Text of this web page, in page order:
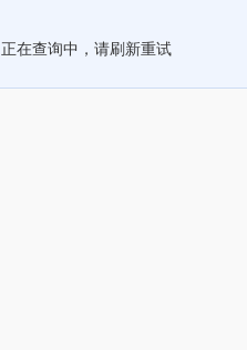
正在查询中，请刷新重试